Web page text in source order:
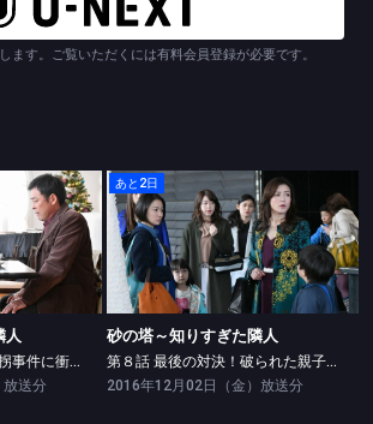
ます。ご覧いただくには有料会員登録が必要です。
た隣人
人
第９話 犯人、現る！誘拐事件に衝撃結末…ついに明かされる隣人の過去の全て
送分
あと2日
砂の塔～知りすぎた隣人
第８話 最後の対決！破られた親子の禁断－本当のお母さんの事…知りたい？
砂の塔～知りすぎた隣人
第８話 最後の対決！破られた親子の禁断－本当のお母さんの事…知りたい？
2016年12月02日（金）放送分